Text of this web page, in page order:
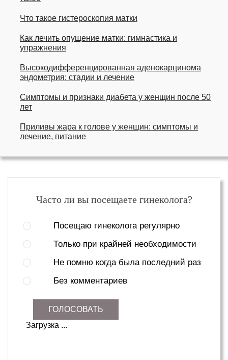
Что такое гистероскопия матки
Как лечить опущение матки: гимнастика и
упражнения
Высокодифференцированная аденокарцинома
эндометрия: стадии и лечение
Симптомы и признаки диабета у женщин после 50
лет
Приливы жара к голове у женщин: симптомы и
лечение, питание
Часто ли вы посещаете гинеколога?
Посещаю гинеколога регулярно
Только при крайней необходимости
Не помню когда была последний раз
Без комментариев
ГОЛОСОВАТЬ
Загрузка ...